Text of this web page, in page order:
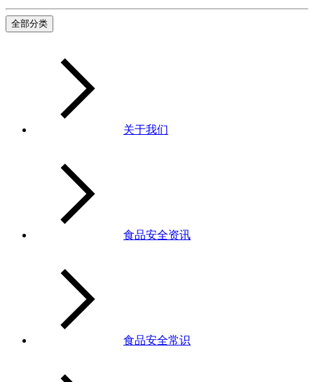
全部分类
关于我们
食品安全资讯
食品安全常识